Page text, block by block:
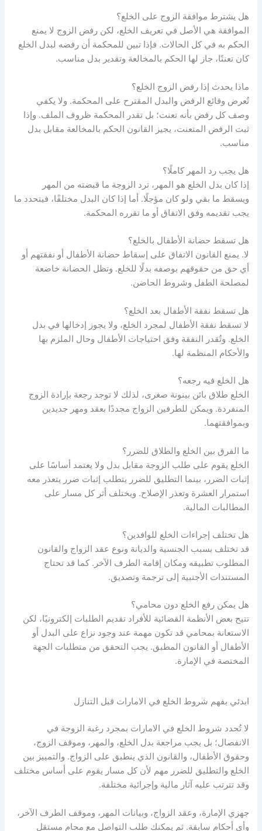
هل يشترط موافقة الزوج على الخلع؟
الموافقة هي الأصل في تعريف الخلع، لكن رفض الزوج لا يمنع
الحكم به في كل الحالات. فإذا تبين للمحكمة أن رفضه لبدل الخلع
كان تعنتًا، جاز لها الحكم بالمخالعة وتقدير بدل مناسب.
ماذا يحدث إذا رفض الزوج الخلع؟
تُعرض وقائع الرفض والبدل المقترح على المحكمة. ولا يكفي
وصف كل رفض بأنه تعنت؛ بل تقدر المحكمة ظروف الملف. وإذا
ثبت الرفض المتعنت، يجيز القانون الحكم بالمخالعة مقابل بدل
مناسب.
هل يجب رد المهر كاملًا؟
إذا كان بدل الخلع هو المهر، ترد الزوجة ما قبضته من المهر
ويسقط ما بقي ولو كان مؤجلًا. أما إذا كان البدل مختلفًا، فيتحدد ما
يجب تقديمه وفق الاتفاق أو ما تقرره المحكمة.
هل تسقط حضانة الأطفال بالخلع؟
لا. يمنع القانون الاتفاق على إسقاط حضانة الأطفال أو نفقتهم أو
أي حق من حقوقهم بوصفه بدلًا للخلع. وتظل الحضانة خاضعة
لمصلحة الطفل وشروط الحاضن.
هل تسقط نفقة الأطفال بعد الخلع؟
لا تسقط نفقة الأطفال لمجرد الخلع، ولا يجوز إدخالها في بدل
الخلع. وتُقدر النفقة وفق احتياجات الأطفال وحال الملزم بها
والأحكام المنظمة لها.
هل الخلع فيه رجعه؟
الخلع طلاق بائن بينونة صغرى، لذلك لا توجد رجعة بإرادة الزوج
المنفردة. ويمكن للطرفين الزواج مجددًا بعقد ومهر جديدين
وبموافقتهما.
ما الفرق بين الخلع والطلاق للضرر؟
الخلع يقوم على طلب الزوجة مقابل بدل ولا يعتمد أساسًا على
إثبات الضرر، بينما التطليق للضرر يتطلب إثبات ضرر يتعذر معه
استمرار العشرة وتعذر الإصلاح. ويختلف أثر كل مسار على
المطالبات المالية.
هل تختلف إجراءات الخلع للوافدين؟
قد تختلف بسبب الجنسية والديانة ونوع عقد الزواج والقانون
المطلوب تطبيقه ومكان إقامة الطرف الآخر. كما قد تحتاج
المستندات الأجنبية إلى ترجمة وتصديق.
هل يمكن رفع الخلع دون محامي؟
تتيح بعض الأنظمة القضائية للأفراد تقديم الطلبات إلكترونيًا، لكن
الاستعانة بمحامي قد تكون مهمة عند وجود نزاع على البدل أو
الأطفال أو القانون المطبق. يجب التحقق من متطلبات الجهة
المختصة في الإمارة.
ابدئي بفهم شروط الخلع في الامارات قبل التنازل
لا تُحدد شروط الخلع في الامارات بمجرد رغبة الزوجة في
الانفصال؛ بل يجب مراجعة بدل الخلع، والمهر، وموقف الزوج،
وحقوق الأطفال، والقانون الذي ينطبق على الزواج. والتمييز بين
الخلع والتطليق للضرر مهم لأن كل مسار يقوم على أساس مختلف
وقد تترتب عليه آثار مالية وإجرائية مختلفة.
جهزي الإمارة، وعقد الزواج، وبيانات المهر، وموقف الطرف الآخر،
وأي أحكام سابقة. ثم يمكنك طلب التواصل مع محامٍ مستقل